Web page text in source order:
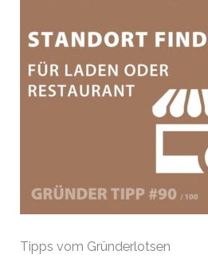
Tipps vom Gründerlotsen